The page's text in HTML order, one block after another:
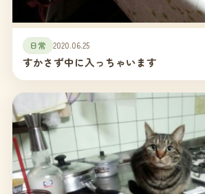
日常 2020.06.25
すかさず中に入っちゃいます